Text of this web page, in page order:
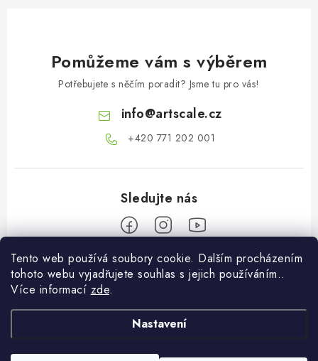
Tento web používá soubory cookie. Dalším procházením
tohoto webu vyjadřujete souhlas s jejich používáním..
Více informací zde.
Nastavení
Pomůžeme vám s výběrem
Potřebujete s něčím poradit? Jsme tu pro vás!
info@artscale.cz
+420 771 202 001​
Informace pro vás
Doprava a platba
Můj účet